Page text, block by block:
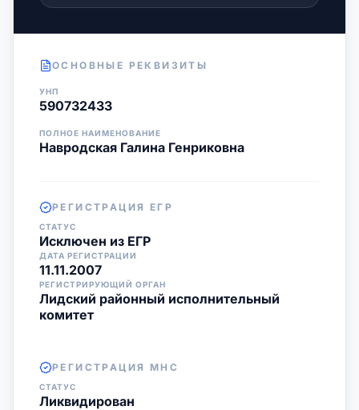
ОСНОВНЫЕ РЕКВИЗИТЫ
УНП
590732433
ПОЛНОЕ НАИМЕНОВАНИЕ
Навродская Галина Генриковна
РЕГИСТРАЦИЯ ЕГР
СТАТУС
Исключен из ЕГР
ДАТА РЕГИСТРАЦИИ
11.11.2007
РЕГИСТРИРУЮЩИЙ ОРГАН
Лидский районный исполнительный
комитет
РЕГИСТРАЦИЯ МНС
СТАТУС
Ликвидирован